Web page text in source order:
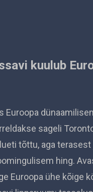
kuulub
Euroopa
sageli
tõttu, aga
hing.
Euroopa ühe kõige